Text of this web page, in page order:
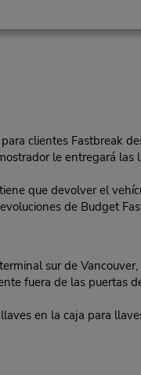
clientes Fastbreak
le entregará
que devolver el
de Budget
sur de
fuera de las puertas
en la caja para